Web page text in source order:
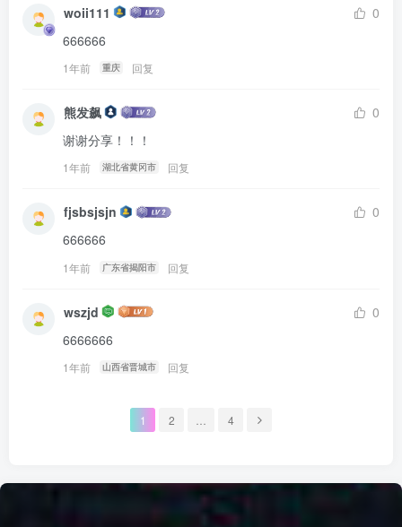
woii111
0
666666
1年前 重庆 回复
熊发飙
0
谢谢分享！！！
1年前 湖北省黄冈市 回复
fjsbsjsjn
0
666666
1年前 广东省揭阳市 回复
wszjd
0
6666666
1年前 山西省晋城市 回复
1 2 4